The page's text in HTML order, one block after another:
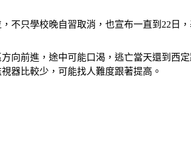
不只學校晚自習取消，也宣布一直到22日
向前進，途中可能口渴，逃亡當天還到西
器比較少，可能找人難度跟著提高。